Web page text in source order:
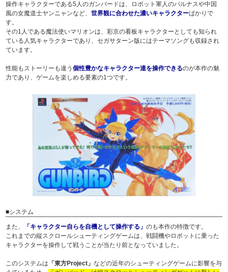
操作キャラクターである5人のガンバードは、ロボット軍人のバルナスや中国
風の女魔道士ヤンニャンなど、世界観に合わせた濃いキャラクターばかりで
す。
その1人である魔法使いマリオンは、彩京の看板キャラクターとしても知られ
ている人気キャラクターであり、セガサターン版にはテーマソングも収録され
ています。
性能もストーリーも違う個性豊かなキャラクター達を操作できるのが本作の魅
力であり、ゲームを楽しめる要素の1つです。
■システム
また、 「キャラクター自らを自機として操作する」のも本作の特徴です。
これまでの縦スクロールシューティングゲームは、戦闘機やロボットに乗った
キャラクターを操作して戦うことが当たり前となっていました。
このシステムは 「東方Project」などの近年のシューティングゲームに影響を与